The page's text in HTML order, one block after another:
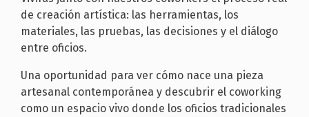
de creación artística: las herramientas, los
materiales, las pruebas, las decisiones y el diálogo
entre oficios.
Una oportunidad para ver cómo nace una pieza
artesanal contemporánea y descubrir el coworking
como un espacio vivo donde los oficios tradicionales